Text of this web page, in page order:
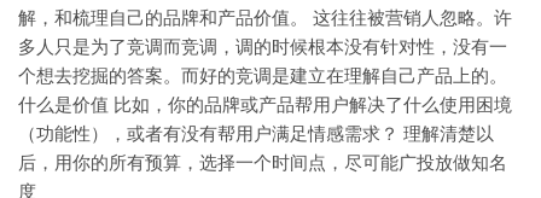
解，和梳理自己的品牌和产品价值。 这往往被营销人忽略。许
多人只是为了竞调而竞调，调的时候根本没有针对性，没有一
个想去挖掘的答案。而好的竞调是建立在理解自己产品上的。
什么是价值 比如，你的品牌或产品帮用户解决了什么使用困境
（功能性），或者有没有帮用户满足情感需求？ 理解清楚以
后，用你的所有预算，选择一个时间点，尽可能广投放做知名
度